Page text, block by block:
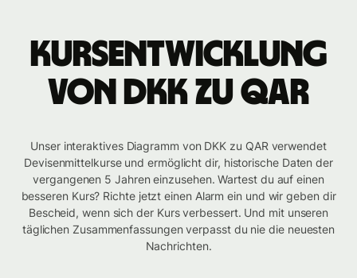
Kursentwicklung
von DKK zu QAR
Unser interaktives Diagramm von DKK zu QAR verwendet
Devisenmittelkurse und ermöglicht dir, historische Daten der
vergangenen 5 Jahren einzusehen. Wartest du auf einen
besseren Kurs? Richte jetzt einen Alarm ein und wir geben dir
Bescheid, wenn sich der Kurs verbessert. Und mit unseren
täglichen Zusammenfassungen verpasst du nie die neuesten
Nachrichten.